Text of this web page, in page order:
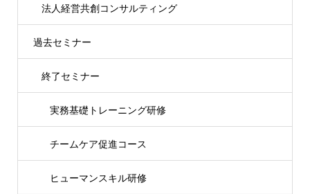
法人経営共創コンサルティング
過去セミナー
終了セミナー
実務基礎トレーニング研修
チームケア促進コース
ヒューマンスキル研修